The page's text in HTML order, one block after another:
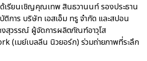
ด้เรียนเชิญคุณเทพ สินธวานนท์ รองประธาน
ติการ บริษัท เอสเอ็ม ทรู จำกัด และสปอน
วรรณ์ ผู้จัดการผลิตภัณฑ์อาวุโส
(เมย์เบลลีน นิวยอร์ก) ร่วมถ่ายภาพที่ระลึก